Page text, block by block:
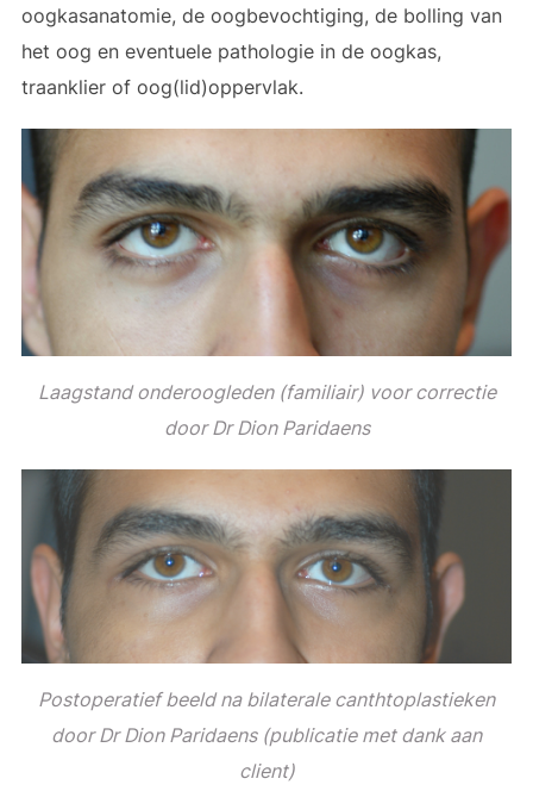
oogkasanatomie, de oogbevochtiging, de bolling van
het oog en eventuele pathologie in de oogkas,
traanklier of oog(lid)oppervlak.
Laagstand onderoogleden (familiair) voor correctie
door Dr Dion Paridaens
Postoperatief beeld na bilaterale canthtoplastieken
door Dr Dion Paridaens (publicatie met dank aan
client)